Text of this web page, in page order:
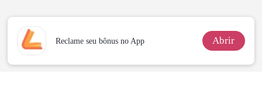
Reclame seu bônus no App Abrir